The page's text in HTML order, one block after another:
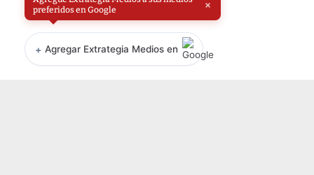
preferidos en Google
×
+ Agregar Extrategia Medios en